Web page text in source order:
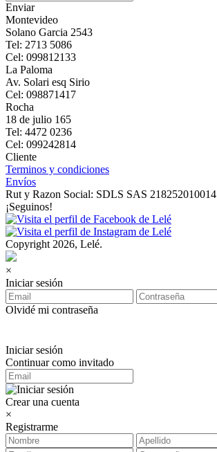
Enviar
Montevideo
Solano Garcia 2543
Tel: 2713 5086
Cel: 099812133
La Paloma
Av. Solari esq Sirio
Cel: 098871417
Rocha
18 de julio 165
Tel: 4472 0236
Cel: 099242814
Cliente
Terminos y condiciones
Envíos
Rut y Razon Social: SDLS SAS 218252010014
¡Seguinos!
Copyright 2026, Lelé.
×
Iniciar sesión
Olvidé mi contraseña
Iniciar sesión
Continuar como invitado
Crear una cuenta
×
Registrarme